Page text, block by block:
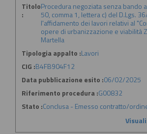
Titolo
:
Procedura negoziata senza bando
50, comma 1, lettera c) del D.Lgs.
l'affidamento dei lavori relativi al
opere di urbanizzazione e viabilità
Martella
Tipologia appalto :Lavori
CIG :B4FB904F12
Data pubblicazione esito :06/02/2025
Riferimento procedura :G00832
Stato :Conclusa - Emesso contratto/